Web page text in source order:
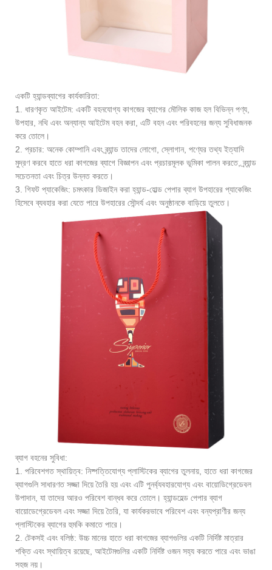
একটি হ্যান্ডব্যাগের কার্যকারিতা:
1. ধারণকৃত আইটেম: একটি বহনযোগ্য কাগজের ব্যাগের মৌলিক কাজ হল বিভিন্ন পণ্য,
উপহার, নথি এবং অন্যান্য আইটেম বহন করা, এটি বহন এবং পরিবহনের জন্য সুবিধাজনক
করে তোলে।
2. প্রচার: অনেক কোম্পানি এবং ব্র্যান্ড তাদের লোগো, স্লোগান, পণ্যের তথ্য ইত্যাদি
মুদ্রণ করবে হাতে ধরা কাগজের ব্যাগে বিজ্ঞাপন এবং প্রচারমূলক ভূমিকা পালন করতে, ব্র্যান্ড
সচেতনতা এবং চিত্র উন্নত করতে।
3. গিফট প্যাকেজিং: চমৎকার ডিজাইন করা হ্যান্ড-হোল্ড পেপার ব্যাগ উপহারের প্যাকেজিং
হিসেবে ব্যবহার করা যেতে পারে উপহারের সৌন্দর্য এবং অনুষ্ঠানকে বাড়িয়ে তুলতে।
ব্যাগ বহনের সুবিধা:
1. পরিবেশগত স্থায়িত্ব: নিষ্পত্তিযোগ্য প্লাস্টিকের ব্যাগের তুলনায়, হাতে ধরা কাগজের
ব্যাগগুলি সাধারণত সজ্জা দিয়ে তৈরি হয় এবং এটি পুনর্ব্যবহারযোগ্য এবং বায়োডিগ্রেডেবল
উপাদান, যা তাদের আরও পরিবেশ বান্ধব করে তোলে। হ্যান্ডহেল্ড পেপার ব্যাগ
বায়োডেগ্রেডেবল এবং সজ্জা দিয়ে তৈরি, যা কার্যকরভাবে পরিবেশ এবং বন্যপ্রাণীর জন্য
প্লাস্টিকের ব্যাগের হুমকি কমাতে পারে।
2. টেকসই এবং বলিষ্ঠ: উচ্চ মানের হাতে ধরা কাগজের ব্যাগগুলির একটি নির্দিষ্ট মাত্রার
শক্তি এবং স্থায়িত্ব রয়েছে, আইটেমগুলির একটি নির্দিষ্ট ওজন সহ্য করতে পারে এবং ভাঙা
সহজ নয়।